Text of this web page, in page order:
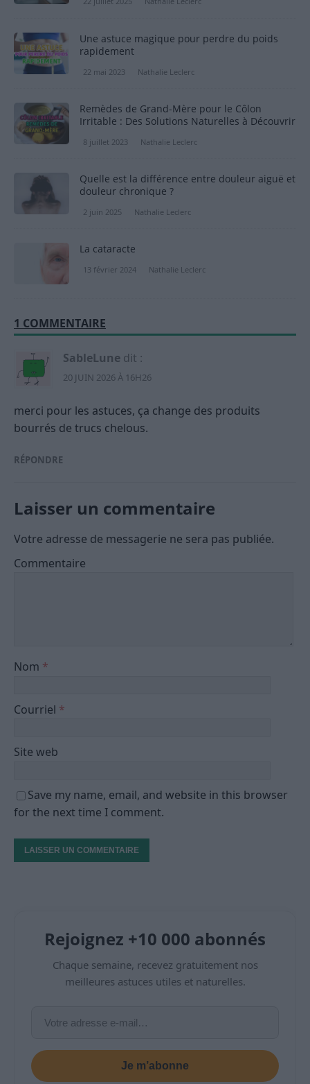
Une astuce magique pour perdre du poids
rapidement
22 mai 2023 Nathalie Leclerc
Remèdes de Grand-Mère pour le Côlon
Irritable : Des Solutions Naturelles à Découvrir
8 juillet 2023 Nathalie Leclerc
Quelle est la différence entre douleur aiguë et
douleur chronique ?
2 juin 2025 Nathalie Leclerc
La cataracte
13 février 2024 Nathalie Leclerc
1 COMMENTAIRE
SableLune dit :
20 JUIN 2026 À 16H26
merci pour les astuces, ça change des produits
bourrés de trucs chelous.
RÉPONDRE
Laisser un commentaire
Votre adresse de messagerie ne sera pas publiée.
Commentaire
Nom *
Courriel *
Site web
Save my name, email, and website in this browser
for the next time I comment.
Rejoignez +10 000 abonnés
Chaque semaine, recevez gratuitement nos
meilleures astuces utiles et naturelles.
Je m’abonne